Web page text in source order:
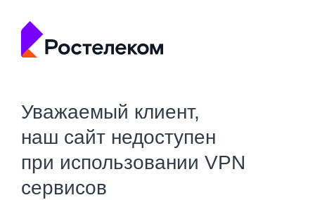
Уважаемый клиент,
наш сайт недоступен
при использовании VPN
сервисов